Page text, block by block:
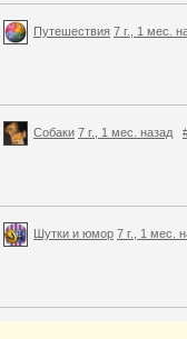
Путешествия 7 г., 1 мес.
Собаки 7 г., 1 мес. назад
Шутки и юмор 7 г., 1 мес.